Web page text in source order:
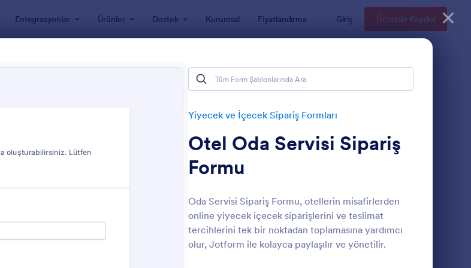
Entegrasyonlar Ürünler Destek Kurumsal Fiyatlandırma Giriş Ücretsiz Kaydol
Yiyecek ve İçecek Sipariş Formları
Otel Oda Servisi Sipariş
Formu
Oda Servisi Sipariş Formu, otellerin misafirlerden
online yiyecek içecek siparişlerini ve teslimat
tercihlerini tek bir noktadan toplamasına yardımcı
olur, Jotform ile kolayca paylaşılır ve yönetilir.
Sipariş Formları
Sipariş Formu : Yemek Memnuniyet Anketi Önizleme: Stripe Online